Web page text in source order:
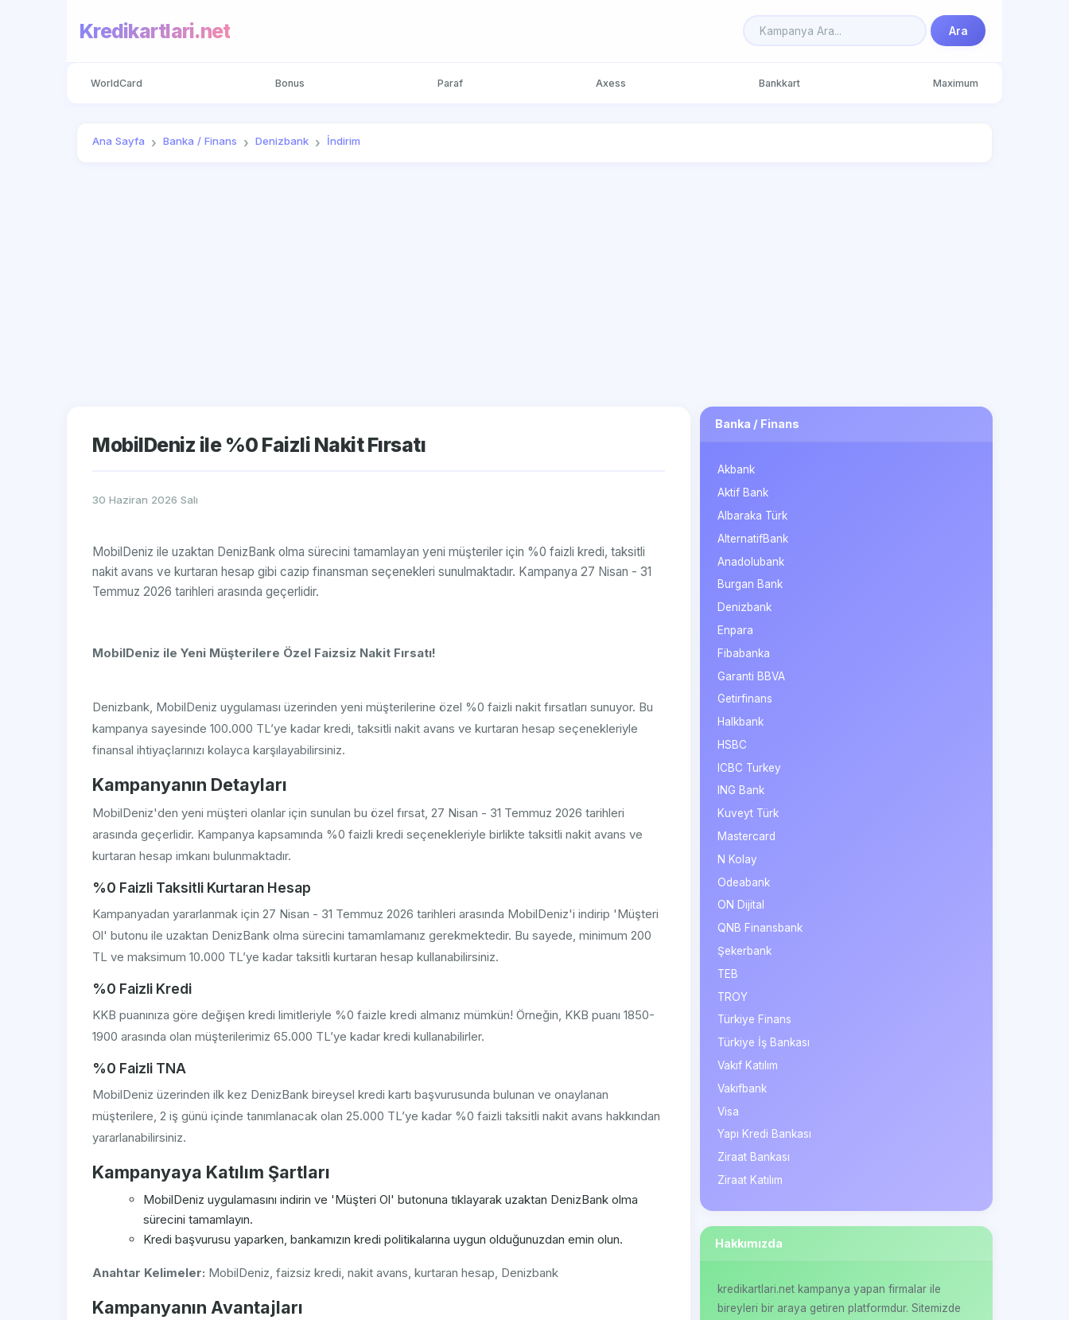
Kredikartlari.net Ara
WorldCard Bonus Paraf Axess Bankkart Maximum
Ana Sayfa Banka / Finans Denizbank İndirim
MobilDeniz ile %0 Faizli Nakit Fırsatı
30 Haziran 2026 Salı
MobilDeniz ile uzaktan DenizBank olma sürecini tamamlayan yeni müşteriler için %0 faizli kredi, taksitli
nakit avans ve kurtaran hesap gibi cazip finansman seçenekleri sunulmaktadır. Kampanya 27 Nisan - 31
Temmuz 2026 tarihleri arasında geçerlidir.
MobilDeniz ile Yeni Müşterilere Özel Faizsiz Nakit Fırsatı!
Denizbank, MobilDeniz uygulaması üzerinden yeni müşterilerine özel %0 faizli nakit fırsatları sunuyor. Bu
kampanya sayesinde 100.000 TL’ye kadar kredi, taksitli nakit avans ve kurtaran hesap seçenekleriyle
finansal ihtiyaçlarınızı kolayca karşılayabilirsiniz.
Kampanyanın Detayları
MobilDeniz'den yeni müşteri olanlar için sunulan bu özel fırsat, 27 Nisan - 31 Temmuz 2026 tarihleri
arasında geçerlidir. Kampanya kapsamında %0 faizli kredi seçenekleriyle birlikte taksitli nakit avans ve
kurtaran hesap imkanı bulunmaktadır.
%0 Faizli Taksitli Kurtaran Hesap
Kampanyadan yararlanmak için 27 Nisan - 31 Temmuz 2026 tarihleri arasında MobilDeniz'i indirip 'Müşteri
Ol' butonu ile uzaktan DenizBank olma sürecini tamamlamanız gerekmektedir. Bu sayede, minimum 200
TL ve maksimum 10.000 TL’ye kadar taksitli kurtaran hesap kullanabilirsiniz.
%0 Faizli Kredi
KKB puanınıza göre değişen kredi limitleriyle %0 faizle kredi almanız mümkün! Örneğin, KKB puanı 1850-
1900 arasında olan müşterilerimiz 65.000 TL’ye kadar kredi kullanabilirler.
%0 Faizli TNA
MobilDeniz üzerinden ilk kez DenizBank bireysel kredi kartı başvurusunda bulunan ve onaylanan
müşterilere, 2 iş günü içinde tanımlanacak olan 25.000 TL’ye kadar %0 faizli taksitli nakit avans hakkından
yararlanabilirsiniz.
Kampanyaya Katılım Şartları
MobilDeniz uygulamasını indirin ve 'Müşteri Ol' butonuna tıklayarak uzaktan DenizBank olma
sürecini tamamlayın.
Kredi başvurusu yaparken, bankamızın kredi politikalarına uygun olduğunuzdan emin olun.
Anahtar Kelimeler: MobilDeniz, faizsiz kredi, nakit avans, kurtaran hesap, Denizbank
Kampanyanın Avantajları
Banka / Finans
Akbank
Aktif Bank
Albaraka Türk
AlternatifBank
Anadolubank
Burgan Bank
Denizbank
Enpara
Fibabanka
Garanti BBVA
Getirfinans
Halkbank
HSBC
ICBC Turkey
ING Bank
Kuveyt Türk
Mastercard
N Kolay
Odeabank
ON Dijital
QNB Finansbank
Şekerbank
TEB
TROY
Türkiye Finans
Türkiye İş Bankası
Vakıf Katılım
Vakıfbank
Visa
Yapı Kredi Bankası
Ziraat Bankası
Ziraat Katılım
Hakkımızda
kredikartlari.net kampanya yapan firmalar ile
bireyleri bir araya getiren platformdur. Sitemizde